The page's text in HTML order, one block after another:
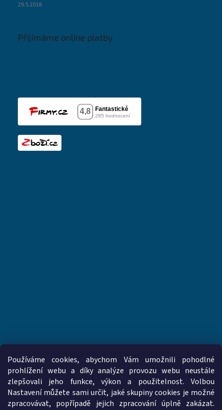
Používáme cookies, abychom Vám umožnili pohodlné
prohlížení webu a díky analýze provozu webu neustále
zlepšovali jeho funkce, výkon a použitelnost. Volbou
Nastavení můžete sami určit, jaké skupiny cookies je možné
zpracovávat, popřípadě jejich zpracování úplně zakázat.
29.5.2018
Přijímáme online platby
www.vzduchotechnika-ventilatory.cz www.palmat.cz